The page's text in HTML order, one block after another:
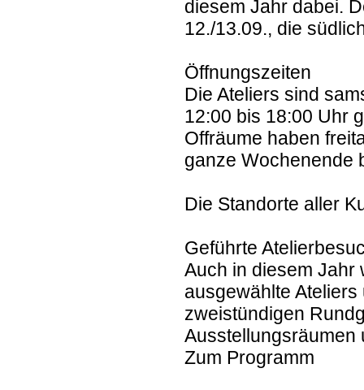
diesem Jahr dabei.
12./13.09., die
Öffnungszeiten
Die Ateliers sind
12:00 bis 18:00 Uhr
Offräume haben
ganze Wochenende
Die Standorte aller
Geführte
Auch in diesem Jahr
ausgewählte
zweistündigen
Ausstellungsräumen
Zum Programm